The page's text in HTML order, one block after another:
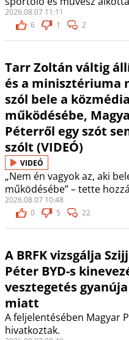
2026.08.07 11:11
6
1 2
Tarr Zoltán váltig
és a minisztériuma
szól bele a közmédia
működésébe,
Péterről egy szót
szólt (VIDEÓ)
VIDEÓ
„Nem én vagyok az, aki
működésébe” – tette
2026.08.07 10:48
0
5 22
A BRFK vizsgálja
Péter BYD-s
vesztegetés gyanúja
miatt
A feljelentésében Magyar
hivatkoztak.